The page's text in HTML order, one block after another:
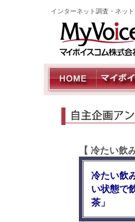
インターネット調査・ネッ
【 冷たい飲
冷たい飲
い状態で
茶」